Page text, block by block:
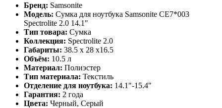
Бренд: Samsonite
Модель: Сумка для ноутбука Samsonite CE7*003
Spectrolite 2.0 14.1"
Тип товара: Сумка
Коллекция: Spectrolite 2.0
Габариты: 38.5 x 28 x16.5
Объём: 10.5 л
Материал: Полиэстер
Тип материала: Текстиль
Отделение для ноутбука: 14.1"-15.4"
Гарантия: 2 года
Цвета: Черный, Серый